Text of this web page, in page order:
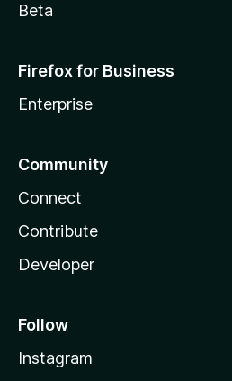
Beta
Firefox for Business
Enterprise
Community
Connect
Contribute
Developer
Follow
Instagram